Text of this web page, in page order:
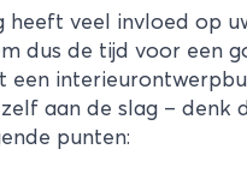
heeft veel invloed op
dus de tijd voor een
een
aan de slag – denk
punten: